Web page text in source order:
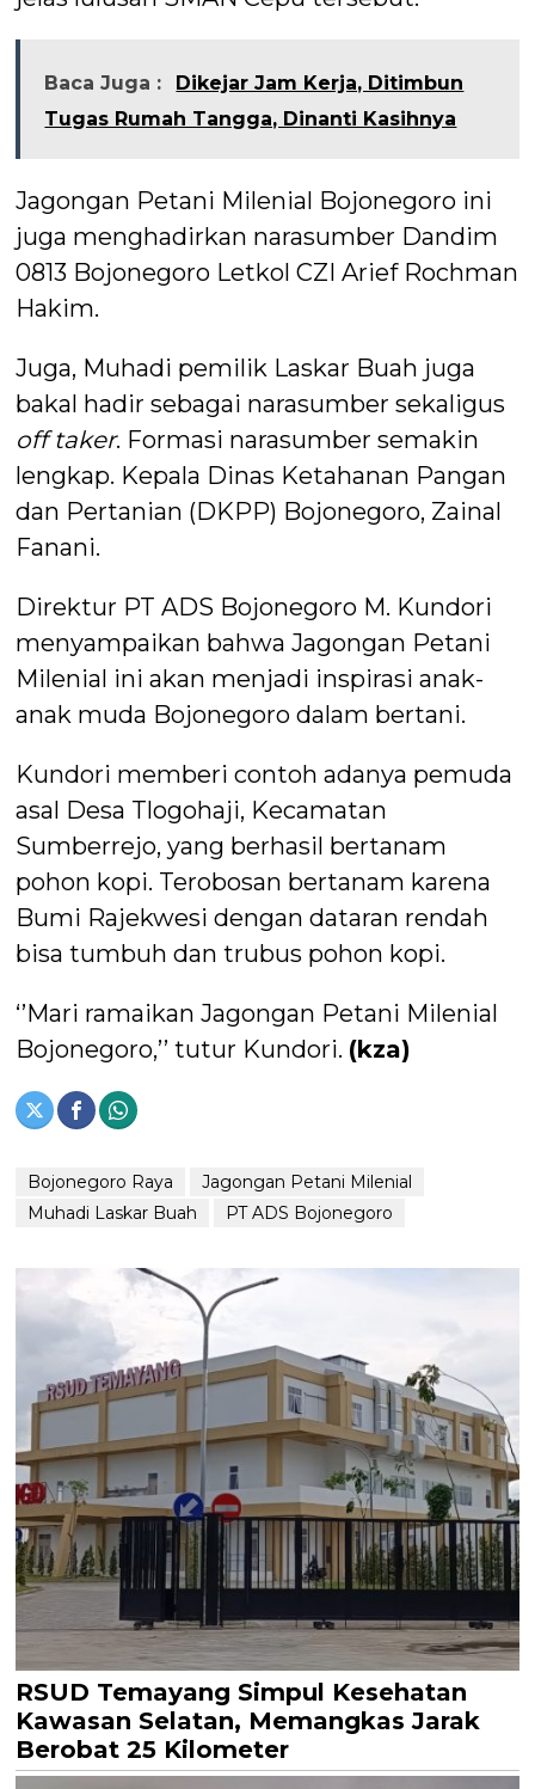
Baca Juga :
Dikejar Jam Kerja, Ditimbun
Tugas Rumah Tangga, Dinanti Kasihnya
Jagongan Petani Milenial Bojonegoro ini
juga menghadirkan narasumber Dandim
0813 Bojonegoro Letkol CZI Arief Rochman
Hakim.
Juga, Muhadi pemilik Laskar Buah juga
bakal hadir sebagai narasumber sekaligus
off taker. Formasi narasumber semakin
lengkap. Kepala Dinas Ketahanan Pangan
dan Pertanian (DKPP) Bojonegoro, Zainal
Fanani.
Direktur PT ADS Bojonegoro M. Kundori
menyampaikan bahwa Jagongan Petani
Milenial ini akan menjadi inspirasi anak-
anak muda Bojonegoro dalam bertani.
Kundori memberi contoh adanya pemuda
asal Desa Tlogohaji, Kecamatan
Sumberrejo, yang berhasil bertanam
pohon kopi. Terobosan bertanam karena
Bumi Rajekwesi dengan dataran rendah
bisa tumbuh dan trubus pohon kopi.
‘’Mari ramaikan Jagongan Petani Milenial
Bojonegoro,’’ tutur Kundori. (kza)
Bojonegoro Raya
Jagongan Petani Milenial
Muhadi Laskar Buah
PT ADS Bojonegoro
RSUD Temayang Simpul Kesehatan
Kawasan Selatan, Memangkas Jarak
Berobat 25 Kilometer